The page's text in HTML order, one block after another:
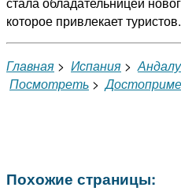
которое привлекает туристов.
Главная > Испания >
Посмотреть >
Похожие страницы: